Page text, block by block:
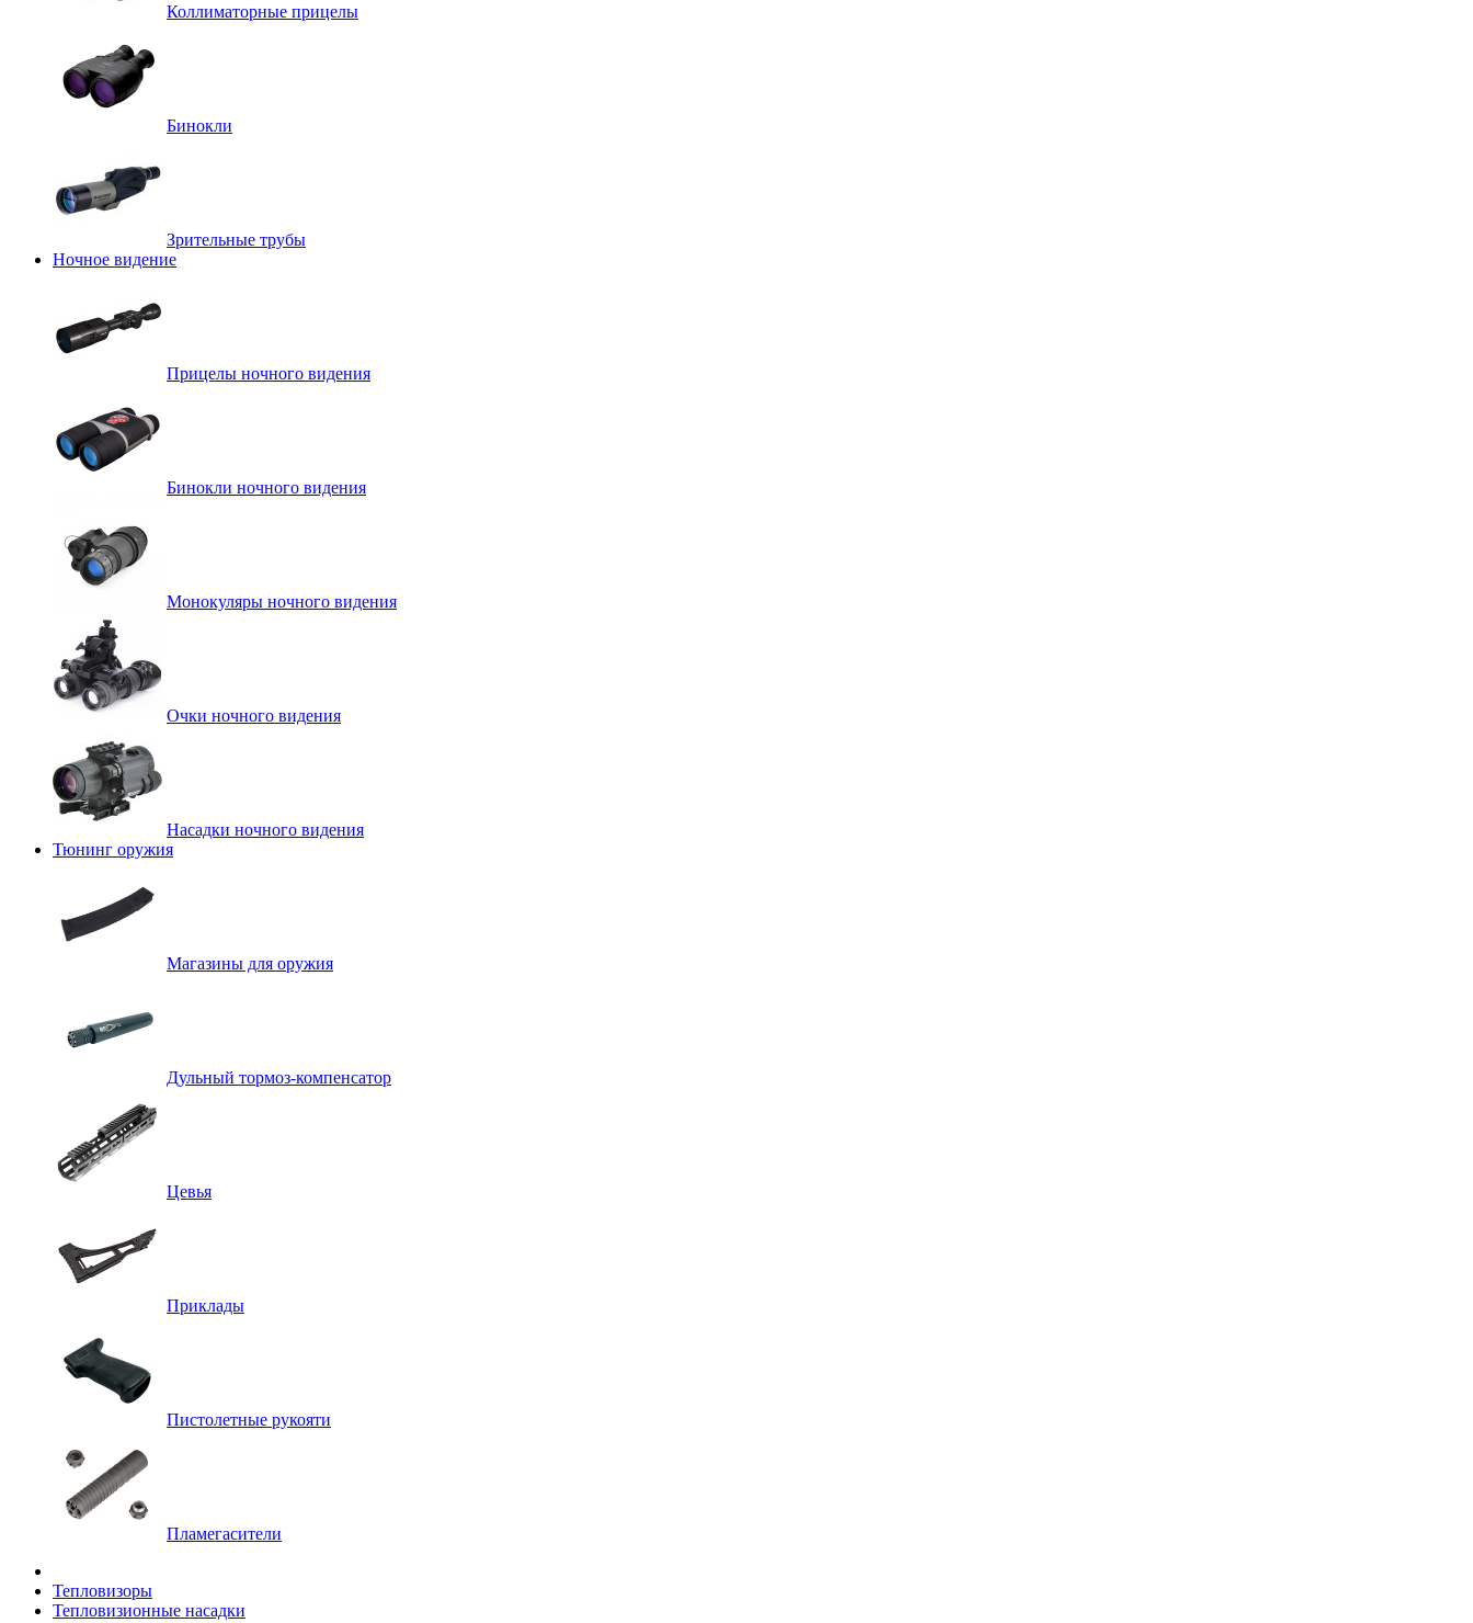
Коллиматорные прицелы
Бинокли
Зрительные трубы
Ночное видение
Прицелы ночного видения
Бинокли ночного видения
Монокуляры ночного видения
Очки ночного видения
Насадки ночного видения
Тюнинг оружия
Магазины для оружия
Дульный тормоз-компенсатор
Цевья
Приклады
Пистолетные рукояти
Пламегасители
Тепловизоры
Тепловизионные насадки